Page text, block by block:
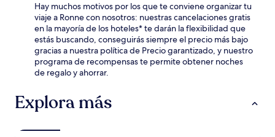
Hay muchos motivos por los que te conviene organizar tu
viaje a Ronne con nosotros: nuestras cancelaciones gratis
en la mayoría de los hoteles* te darán la flexibilidad que
estás buscando, conseguirás siempre el precio más bajo
gracias a nuestra política de Precio garantizado, y nuestro
programa de recompensas te permite obtener noches
de regalo y ahorrar.
Explora más